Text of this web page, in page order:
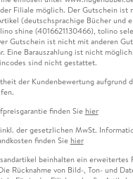
Filiale möglich. Der Gutschein ist
(deutschsprachige Bücher und
shine (4016621130466), tolino
Gutschein ist nicht mit anderen
Eine Barauszahlung ist nicht
sind nicht gestattet.
der Kundenbewertung aufgrund
finden Sie hier
der gesetzlichen MwSt.
finden Sie hier
beinhalten ein erweitertes
Rücknahme von Bild-, Ton- und